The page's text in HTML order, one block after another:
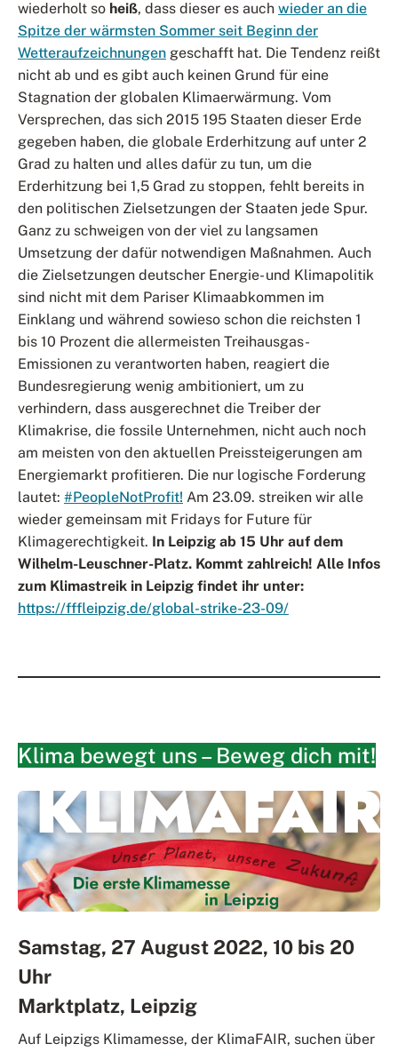
wiederholt so heiß, dass dieser es auch wieder an die
Spitze der wärmsten Sommer seit Beginn der
Wetteraufzeichnungen geschafft hat. Die Tendenz reißt
nicht ab und es gibt auch keinen Grund für eine
Stagnation der globalen Klimaerwärmung. Vom
Versprechen, das sich 2015 195 Staaten dieser Erde
gegeben haben, die globale Erderhitzung auf unter 2
Grad zu halten und alles dafür zu tun, um die
Erderhitzung bei 1,5 Grad zu stoppen, fehlt bereits in
den politischen Zielsetzungen der Staaten jede Spur.
Ganz zu schweigen von der viel zu langsamen
Umsetzung der dafür notwendigen Maßnahmen. Auch
die Zielsetzungen deutscher Energie- und Klimapolitik
sind nicht mit dem Pariser Klimaabkommen im
Einklang und während sowieso schon die reichsten 1
bis 10 Prozent die allermeisten Treihausgas-
Emissionen zu verantworten haben, reagiert die
Bundesregierung wenig ambitioniert, um zu
verhindern, dass ausgerechnet die Treiber der
Klimakrise, die fossile Unternehmen, nicht auch noch
am meisten von den aktuellen Preissteigerungen am
Energiemarkt profitieren. Die nur logische Forderung
lautet: #PeopleNotProfit! Am 23.09. streiken wir alle
wieder gemeinsam mit Fridays for Future für
Klimagerechtigkeit. In Leipzig ab 15 Uhr auf dem
Wilhelm-Leuschner-Platz. Kommt zahlreich! Alle Infos
zum Klimastreik in Leipzig findet ihr unter:
https://fffleipzig.de/global-strike-23-09/
Klima bewegt uns – Beweg dich mit!
Samstag, 27 August 2022, 10 bis 20
Uhr
Marktplatz, Leipzig
Auf Leipzigs Klimamesse, der KlimaFAIR, suchen über